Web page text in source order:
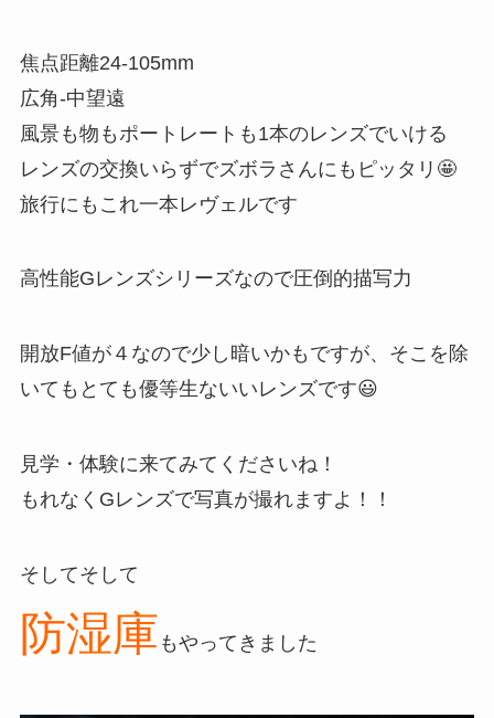
焦点距離24-105mm
広角-中望遠
風景も物もポートレートも1本のレンズでいける
レンズの交換いらずでズボラさんにもピッタリ🤩
旅行にもこれ一本レヴェルです
高性能Gレンズシリーズなので圧倒的描写力
開放F値が４なので少し暗いかもですが、そこを除
いてもとても優等生ないいレンズです😃
見学・体験に来てみてくださいね！
もれなくGレンズで写真が撮れますよ！！
そしてそして
防湿庫 もやってきました